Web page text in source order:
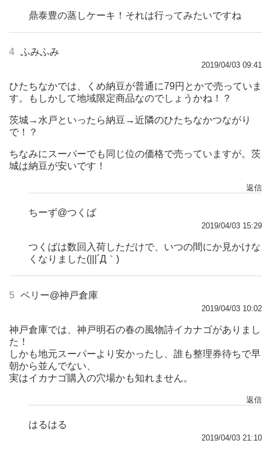
鼎泰豊の蒸しケーキ！それは行ってみたいですね
4 ふみふみ
2019/04/03 09:41
ひたちなかでは、くめ納豆が普通に79円とかで売っていま
す。もしかして地域限定商品なのでしょうかね！？
茨城→水戸といったら納豆→近隣のひたちなかつながり
で！？
ちなみにスーパーでも同じ位の価格で売っていますが。茨
城は納豆が安いです！
返信
ちーず@つくば
2019/04/03 15:29
つくばは数回入荷しただけで、いつの間にか見かけな
くなりました(|||´Д｀)
5 ベリー@神戸倉庫
2019/04/03 10:02
神戸倉庫では、神戸明石の春の風物詩イカナゴがありまし
た！
しかも地元スーパーより安かったし、誰も整理券待ちで早
朝から並んでない、
実はイカナゴ購入の穴場かも知れません。
返信
はるはる
2019/04/03 21:10